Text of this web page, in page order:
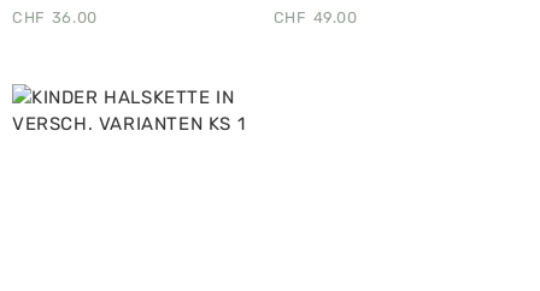
CHF 36.00 CHF 49.00